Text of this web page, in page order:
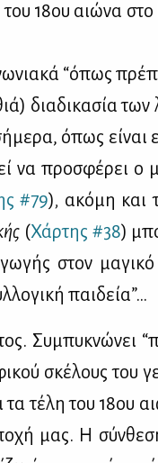
18ου αιώ­να στο
“όπως
δια­δι­κα­σία των
όπως εί­ναι
να προ­σφέ­ρει ο
#79), ακό­μη και
(Χάρ­της #38)
στον
παι­δεία”…
Συ­μπυ­κνώ­νει
σκέ­λους του
τα τέ­λη του 18ου
μας. Η